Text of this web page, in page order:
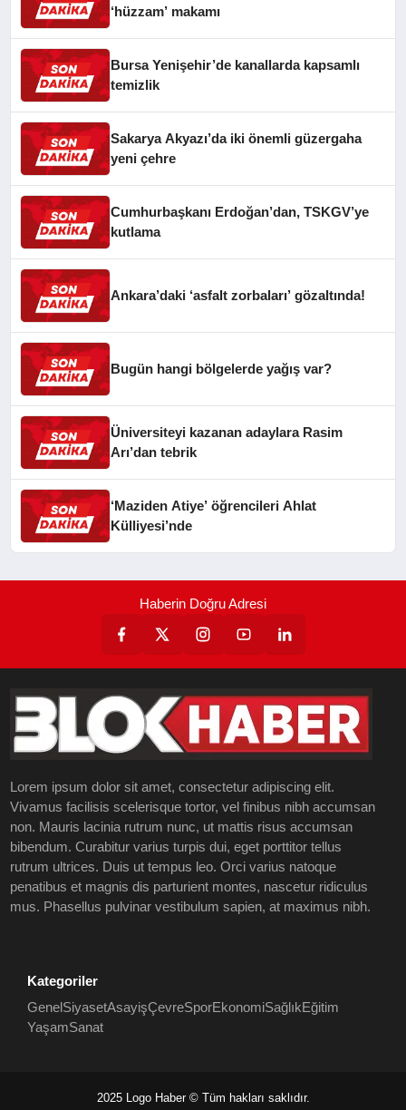
‘hüzzam’ makamı
Bursa Yenişehir’de kanallarda kapsamlı
temizlik
Sakarya Akyazı’da iki önemli güzergaha
yeni çehre
Cumhurbaşkanı Erdoğan’dan, TSKGV’ye
kutlama
Ankara’daki ‘asfalt zorbaları’ gözaltında!
Bugün hangi bölgelerde yağış var?
Üniversiteyi kazanan adaylara Rasim
Arı’dan tebrik
‘Maziden Atiye’ öğrencileri Ahlat
Külliyesi’nde
Haberin Doğru Adresi
Lorem ipsum dolor sit amet, consectetur adipiscing elit.
Vivamus facilisis scelerisque tortor, vel finibus nibh accumsan
non. Mauris lacinia rutrum nunc, ut mattis risus accumsan
bibendum. Curabitur varius turpis dui, eget porttitor tellus
rutrum ultrices. Duis ut tempus leo. Orci varius natoque
penatibus et magnis dis parturient montes, nascetur ridiculus
mus. Phasellus pulvinar vestibulum sapien, at maximus nibh.
Kategoriler
Genel SiyasetAsayişÇevreSporEkonomiSağlıkEğitim
YaşamSanat
2025 Logo Haber © Tüm hakları saklıdır.